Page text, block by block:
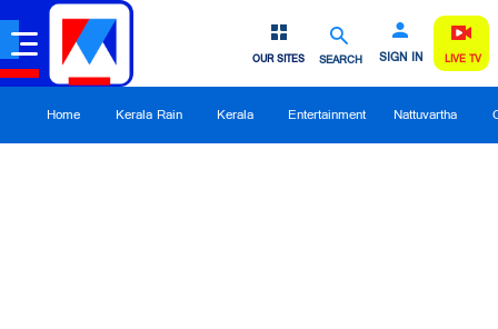
SEARCH SIGN IN
OUR SITES LIVE TV
Home Kerala Rain Kerala Entertainment Nattuvartha